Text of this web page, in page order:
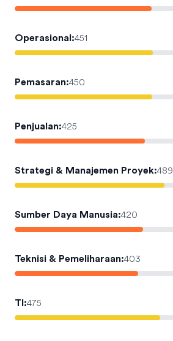
Operasional:451
Pemasaran:450
Penjualan:425
Strategi & Manajemen Proyek:489
Sumber Daya Manusia:420
Teknisi & Pemeliharaan:403
TI:475